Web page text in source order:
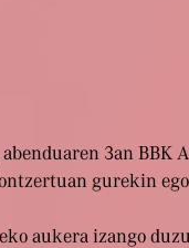
3an BBK
gurekin
aukera izango